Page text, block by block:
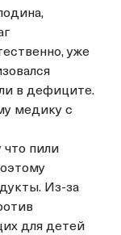
уже
в дефиците.
медику с
пили
Из-за
для детей